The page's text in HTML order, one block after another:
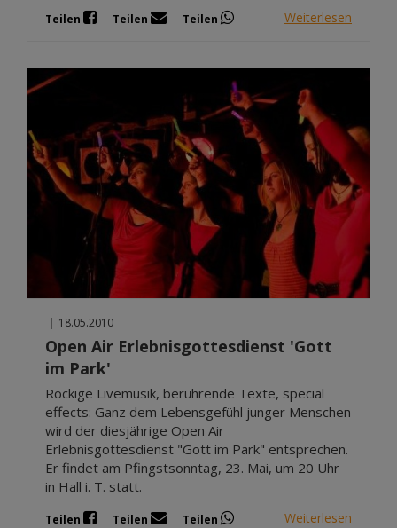
Teilen Teilen Teilen Weiterlesen
| 18.05.2010
Open Air Erlebnisgottesdienst 'Gott
im Park'
Rockige Livemusik, berührende Texte, special
effects: Ganz dem Lebensgefühl junger Menschen
wird der diesjährige Open Air
Erlebnisgottesdienst "Gott im Park" entsprechen.
Er findet am Pfingstsonntag, 23. Mai, um 20 Uhr
in Hall i. T. statt.
Teilen Teilen Teilen Weiterlesen